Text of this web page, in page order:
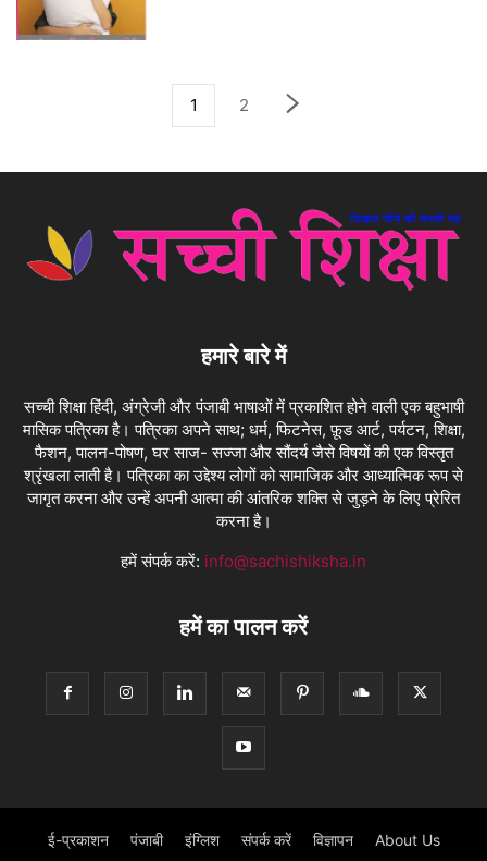
1 2
हमारे बारे में
सच्ची शिक्षा हिंदी, अंग्रेजी और पंजाबी भाषाओं में प्रकाशित होने वाली एक बहुभाषी
मासिक पत्रिका है। पत्रिका अपने साथ; धर्म, फिटनेस, फ़ूड आर्ट, पर्यटन, शिक्षा,
फैशन, पालन-पोषण, घर साज- सज्जा और सौंदर्य जैसे विषयों की एक विस्तृत
श्रृंखला लाती है। पत्रिका का उद्देश्य लोगों को सामाजिक और आध्यात्मिक रूप से
जागृत करना और उन्हें अपनी आत्मा की आंतरिक शक्ति से जुड़ने के लिए प्रेरित
करना है।
हमें संपर्क करें: info@sachishiksha.in
हमें का पालन करें
ई-प्रकाशन पंजाबी इंग्लिश संपर्क करें विज्ञापन About Us